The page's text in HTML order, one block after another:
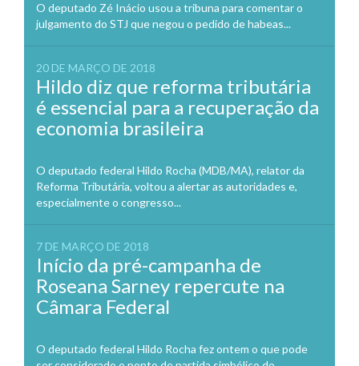
O deputado Zé Inácio usou a tribuna para comentar o
julgamento do STJ que negou o pedido de habeas...
20 DE MARÇO DE 2018
Hildo diz que reforma tributária
é essencial para a recuperação da
economia brasileira
O deputado federal Hildo Rocha (MDB/MA), relator da
Reforma Tributária, voltou a alertar as autoridades e,
especialmente o congresso...
7 DE MARÇO DE 2018
Início da pré-campanha de
Roseana Sarney repercute na
Câmara Federal
O deputado federal Hildo Rocha fez ontem o que pode